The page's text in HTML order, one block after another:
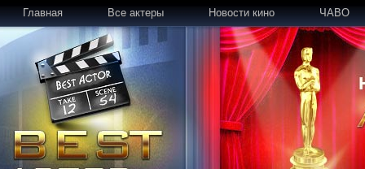
Главная Все актеры Новости кино ЧАВО